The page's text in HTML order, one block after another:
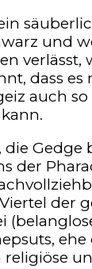
und
verlässt,
dass es
auch so
Gedge
der
der
ehe